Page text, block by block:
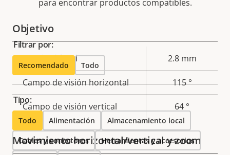
Objetivo
Descripción
de
propiedad
Valor de
la
propiedad
Longitud focal 2.8 mm
Campo de visión horizontal 115 °
Campo de visión vertical 64 °
Movimiento horizontal/vertical y zoom
para encontrar productos compatibles.
Filtrar por:
Recomendado Todo
Tipo:
Todo Alimentación Almacenamiento local
Cables y conectores Herramientas y accesorios